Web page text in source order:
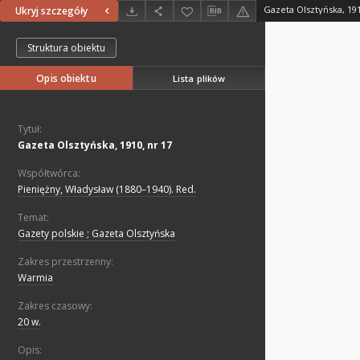
Ukryj szczegóły Gazeta Olsztyńska,
Struktura obiektu
Opis obiektu Lista plików
Tytuł:
Gazeta Olsztyńska, 1910, nr 17
Współtwórca:
Pieniężny, Władysław (1880–1940). Red.
Temat:
Gazety polskie ; Gazeta Olsztyńska
Zakres przestrzenny:
Warmia
Zakres czasowy:
20 w.
Opis: